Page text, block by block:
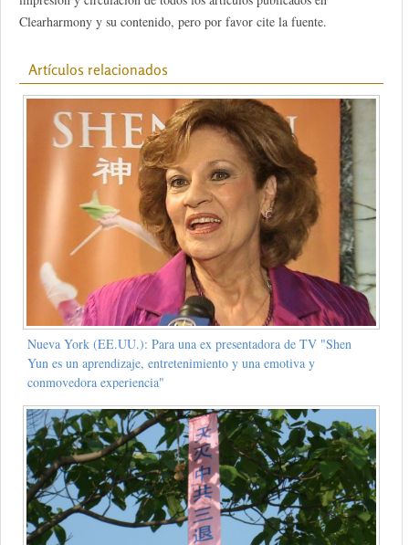
Clearharmony y su contenido, pero por favor cite la fuente.
Artículos relacionados
Nueva York (EE.UU.): Para una ex presentadora de TV "Shen
Yun es un aprendizaje, entretenimiento y una emotiva y
conmovedora experiencia"